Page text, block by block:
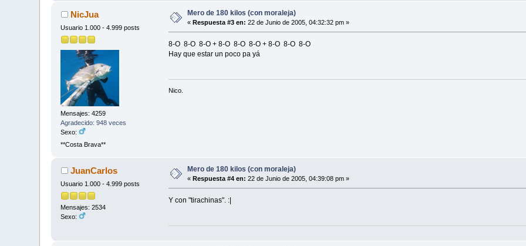
NicJua
Usuario 1.000 - 4.999 posts
Mensajes: 4259
Agradecido: 948 veces
Sexo:
**Costa Brava**
Mero de 180 kilos (con moraleja)
«Respuesta #3 en: 22 de Junio de 2005, 04:32:32 pm »
8-O 8-O 8-O + 8-O 8-O 8-O + 8-O 8-O 8-O
Hay que estar un poco pa yá
Nico.
JuanCarlos
Usuario 1.000 - 4.999 posts
Mensajes: 2534
Sexo:
Mero de 180 kilos (con moraleja)
«Respuesta #4 en: 22 de Junio de 2005, 04:39:08 pm »
Y con "tirachinas". :|